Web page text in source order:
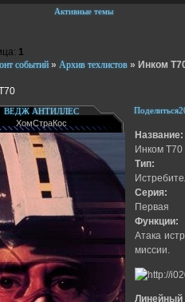
Активные темы
событий » Архив техлистов » Инком
1
Поделиться
ВЕДЖ АНТИЛЛЕС
ХомСтраКос
Название:
Инком Т70
Тип:
Серия:
Первая
Функции:
Атака
миссии.
Линейный